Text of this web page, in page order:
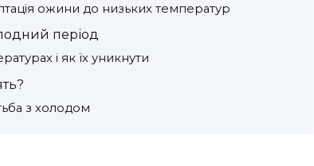
ожини до низьких температур
період
і як їх уникнути
з холодом